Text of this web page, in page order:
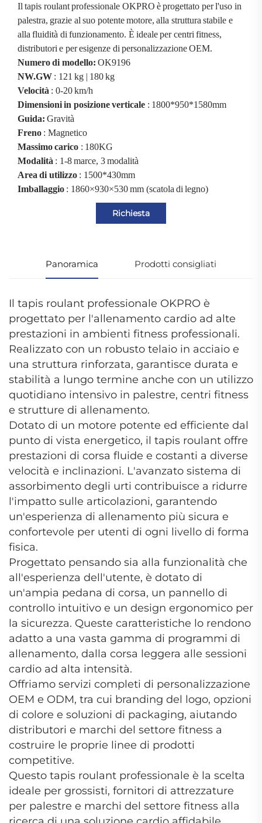
Il tapis roulant professionale OKPRO è progettato per l'uso in
palestra, grazie al suo potente motore, alla struttura stabile e
alla fluidità di funzionamento. È ideale per centri fitness,
distributori e per esigenze di personalizzazione OEM.
Numero di modello:OK9196
NW.GW : 121 kg | 180 kg
Velocità : 0-20 km/h
Dimensioni in posizione verticale : 1800*950*1580mm
Guida:Gravità
Freno : Magnetico
Massimo carico : 180KG
Modalità : 1-8 marce, 3 modalità
Area di utilizzo : 1500*430mm
Imballaggio : 1860×930×530 mm (scatola di legno)
Richiesta
Panoramica Prodotti consigliati
Il tapis roulant professionale OKPRO è
progettato per l'allenamento cardio ad alte
prestazioni in ambienti fitness professionali.
Realizzato con un robusto telaio in acciaio e
una struttura rinforzata, garantisce durata e
stabilità a lungo termine anche con un utilizzo
quotidiano intensivo in palestre, centri fitness
e strutture di allenamento.
Dotato di un motore potente ed efficiente dal
punto di vista energetico, il tapis roulant offre
prestazioni di corsa fluide e costanti a diverse
velocità e inclinazioni. L'avanzato sistema di
assorbimento degli urti contribuisce a ridurre
l'impatto sulle articolazioni, garantendo
un'esperienza di allenamento più sicura e
confortevole per utenti di ogni livello di forma
fisica.
Progettato pensando sia alla funzionalità che
all'esperienza dell'utente, è dotato di
un'ampia pedana di corsa, un pannello di
controllo intuitivo e un design ergonomico per
la sicurezza. Queste caratteristiche lo rendono
adatto a una vasta gamma di programmi di
allenamento, dalla corsa leggera alle sessioni
cardio ad alta intensità.
Offriamo servizi completi di personalizzazione
OEM e ODM, tra cui branding del logo, opzioni
di colore e soluzioni di packaging, aiutando
distributori e marchi del settore fitness a
costruire le proprie linee di prodotti
competitive.
Questo tapis roulant professionale è la scelta
ideale per grossisti, fornitori di attrezzature
per palestre e marchi del settore fitness alla